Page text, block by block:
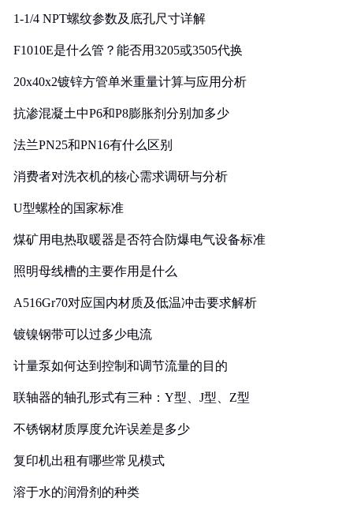
1-1/4 NPT螺纹参数及底孔尺寸详解
F1010E是什么管？能否用3205或3505代换
20x40x2镀锌方管单米重量计算与应用分析
抗渗混凝土中P6和P8膨胀剂分别加多少
法兰PN25和PN16有什么区别
消费者对洗衣机的核心需求调研与分析
U型螺栓的国家标准
煤矿用电热取暖器是否符合防爆电气设备标准
照明母线槽的主要作用是什么
A516Gr70对应国内材质及低温冲击要求解析
镀镍钢带可以过多少电流
计量泵如何达到控制和调节流量的目的
联轴器的轴孔形式有三种：Y型、J型、Z型
不锈钢材质厚度允许误差是多少
复印机出租有哪些常见模式
溶于水的润滑剂的种类